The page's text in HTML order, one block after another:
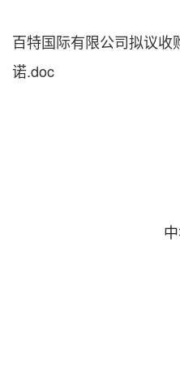
百特国际有限公司拟议
诺.doc
2013年